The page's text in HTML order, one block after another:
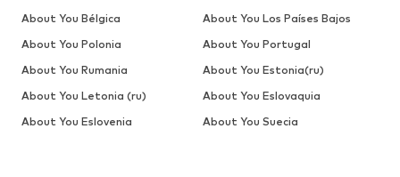
About You Bélgica
About You Los Países Bajos
About You Polonia
About You Portugal
About You Rumania
About You Estonia(ru)
About You Letonia (ru)
About You Eslovaquia
About You Eslovenia
About You Suecia